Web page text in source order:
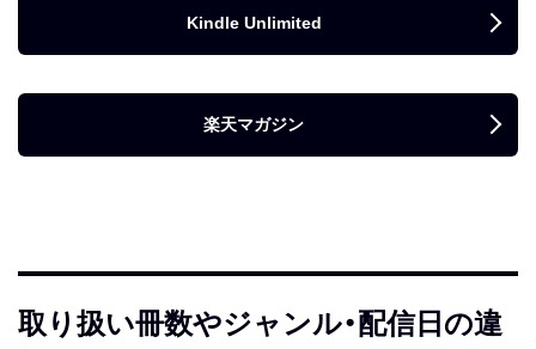
Kindle Unlimited
楽天マガジン
取り扱い冊数やジャンル・配信日の違